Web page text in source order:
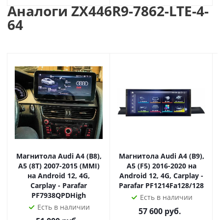
дают возможность использовать пробки в Навигаторе,
загружать любые приложения из Play Market, смотреть
онлайн-ТВ и Youtube, использовать социальные сети
Яндекс.Навигатор
Яндекс.Навигатор, по многим мнениям, лучшая
навигация с пробками для больших городов.
Поддержка голосового ввода адреса, используя
виртуального помощника Алиса (разработка Яндекса).
Просмотр фильмов и клипов в любых форматах, в том
числе и онлайн. Можно смотреть фильмы с USB-
накопителя, с интернета, с карты памяти
видеорегистратора.
Аналоги ZX446R9-7862-LTE-4-
64
Магнитола Audi A4 (B8),
A5 (8T) 2007-2015 (MMI)
на Android 12, 4G,
Carplay - Parafar
PF7938QPDHigh
Есть в наличии
Магнитола Audi A4 (B9),
A5 (F5) 2016-2020 на
Android 12, 4G, Carplay -
Parafar PF1214Fa128/128
Есть в наличии
57 600руб.